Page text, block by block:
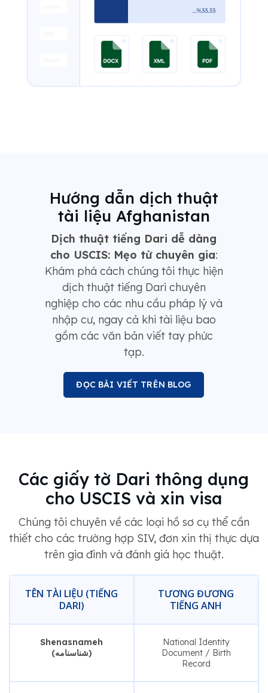
Hướng dẫn dịch thuật
tài liệu Afghanistan
Dịch thuật tiếng Dari dễ dàng
cho USCIS: Mẹo từ chuyên gia:
Khám phá cách chúng tôi thực hiện
dịch thuật tiếng Dari chuyên
nghiệp cho các nhu cầu pháp lý và
nhập cư, ngay cả khi tài liệu bao
gồm các văn bản viết tay phức
tạp.
ĐỌC BÀI VIẾT TRÊN BLOG
Các giấy tờ Dari thông dụng
cho USCIS và xin visa
Chúng tôi chuyên về các loại hồ sơ cụ thể cần
thiết cho các trường hợp SIV, đơn xin thị thực dựa
trên gia đình và đánh giá học thuật.
TÊN TÀI LIỆU (TIẾNG
DARI)
TƯƠNG ĐƯƠNG
TIẾNG ANH
Shenasnameh
(شناسنامه)
National Identity
Document / Birth
Record